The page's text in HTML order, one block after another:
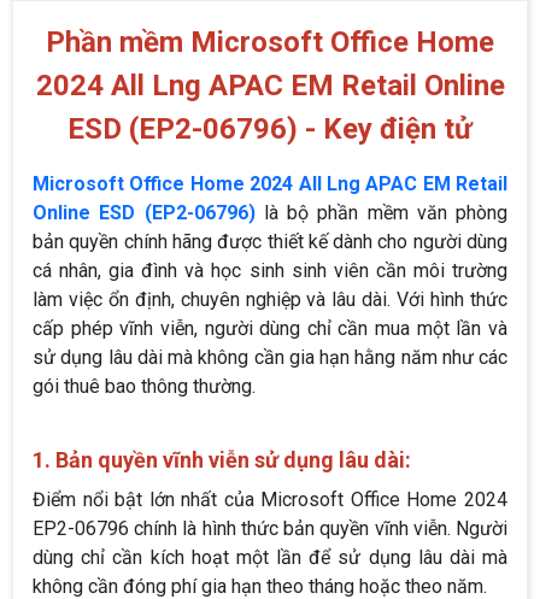
Phần mềm Microsoft Office Home
2024 All Lng APAC EM Retail Online
ESD (EP2-06796) - Key điện tử
Microsoft Office Home 2024 All Lng APAC EM Retail
Online ESD (EP2-06796)là bộ phần mềm văn phòng
bản quyền chính hãng được thiết kế dành cho người dùng
cá nhân, gia đình và học sinh sinh viên cần môi trường
làm việc ổn định, chuyên nghiệp và lâu dài. Với hình thức
cấp phép vĩnh viễn, người dùng chỉ cần mua một lần và
sử dụng lâu dài mà không cần gia hạn hằng năm như các
gói thuê bao thông thường.
1. Bản quyền vĩnh viễn sử dụng lâu dài:
Điểm nổi bật lớn nhất của Microsoft Office Home 2024
EP2-06796 chính là hình thức bản quyền vĩnh viễn. Người
dùng chỉ cần kích hoạt một lần để sử dụng lâu dài mà
không cần đóng phí gia hạn theo tháng hoặc theo năm.